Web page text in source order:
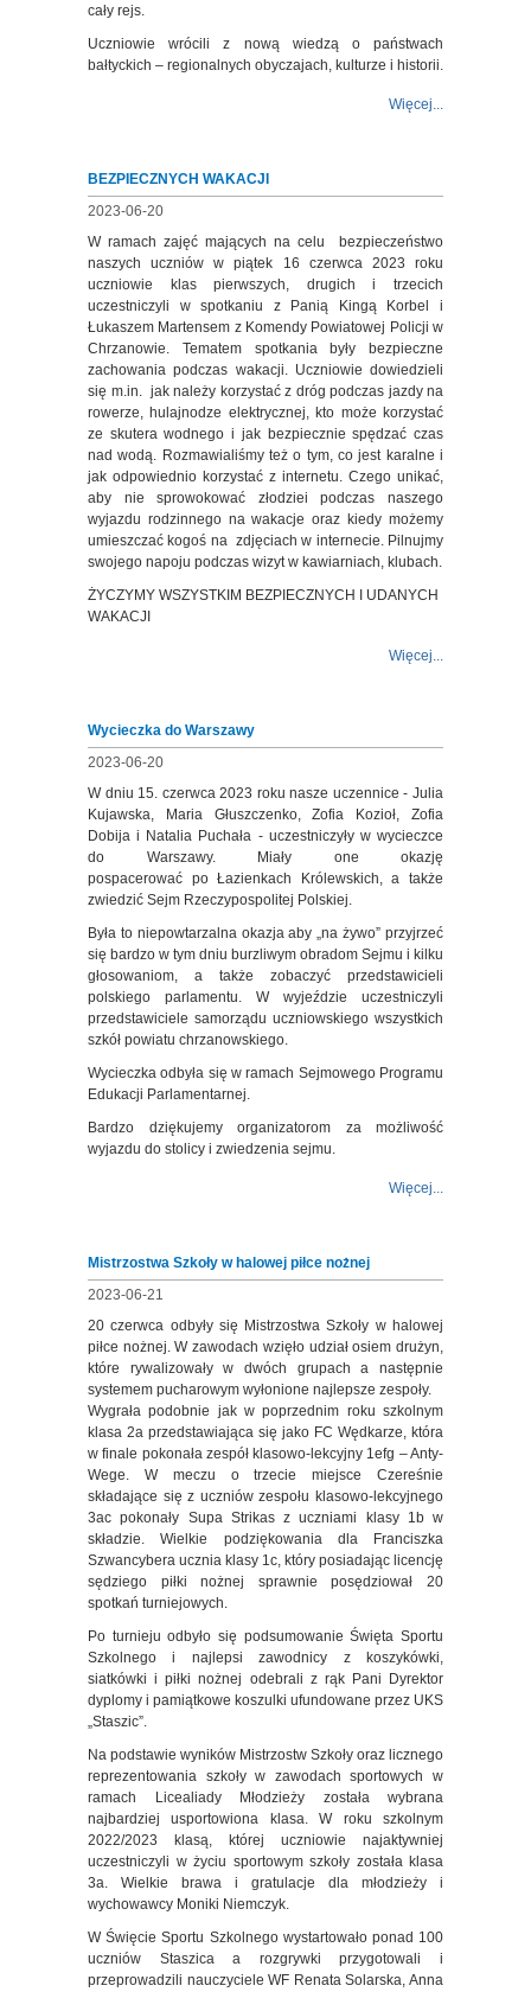
cały rejs.
Uczniowie wrócili z nową wiedzą o państwach
bałtyckich – regionalnych obyczajach, kulturze i historii.
Więcej...
BEZPIECZNYCH WAKACJI
2023-06-20
W ramach zajęć mających na celu bezpieczeństwo
naszych uczniów w piątek 16 czerwca 2023 roku
uczniowie klas pierwszych, drugich i trzecich
uczestniczyli w spotkaniu z Panią Kingą Korbel i
Łukaszem Martensem z Komendy Powiatowej Policji w
Chrzanowie. Tematem spotkania były bezpieczne
zachowania podczas wakacji. Uczniowie dowiedzieli
się m.in. jak należy korzystać z dróg podczas jazdy na
rowerze, hulajnodze elektrycznej, kto może korzystać
ze skutera wodnego i jak bezpiecznie spędzać czas
nad wodą. Rozmawialiśmy też o tym, co jest karalne i
jak odpowiednio korzystać z internetu. Czego unikać,
aby nie sprowokować złodziei podczas naszego
wyjazdu rodzinnego na wakacje oraz kiedy możemy
umieszczać kogoś na zdjęciach w internecie. Pilnujmy
swojego napoju podczas wizyt w kawiarniach, klubach.
ŻYCZYMY WSZYSTKIM BEZPIECZNYCH I UDANYCH
WAKACJI
Więcej...
Wycieczka do Warszawy
2023-06-20
W dniu 15. czerwca 2023 roku nasze uczennice - Julia
Kujawska, Maria Głuszczenko, Zofia Kozioł, Zofia
Dobija i Natalia Puchała - uczestniczyły w wycieczce
do Warszawy. Miały one okazję
pospacerować po Łazienkach Królewskich, a także
zwiedzić Sejm Rzeczypospolitej Polskiej.
Była to niepowtarzalna okazja aby „na żywo” przyjrzeć
się bardzo w tym dniu burzliwym obradom Sejmu i kilku
głosowaniom, a także zobaczyć przedstawicieli
polskiego parlamentu. W wyjeździe uczestniczyli
przedstawiciele samorządu uczniowskiego wszystkich
szkół powiatu chrzanowskiego.
Wycieczka odbyła się w ramach Sejmowego Programu
Edukacji Parlamentarnej.
Bardzo dziękujemy organizatorom za możliwość
wyjazdu do stolicy i zwiedzenia sejmu.
Więcej...
Mistrzostwa Szkoły w halowej piłce nożnej
2023-06-21
20 czerwca odbyły się Mistrzostwa Szkoły w halowej
piłce nożnej. W zawodach wzięło udział osiem drużyn,
które rywalizowały w dwóch grupach a następnie
systemem pucharowym wyłonione najlepsze zespoły.
Wygrała podobnie jak w poprzednim roku szkolnym
klasa 2a przedstawiająca się jako FC Wędkarze, która
w finale pokonała zespół klasowo-lekcyjny 1efg – Anty-
Wege. W meczu o trzecie miejsce Czereśnie
składające się z uczniów zespołu klasowo-lekcyjnego
3ac pokonały Supa Strikas z uczniami klasy 1b w
składzie. Wielkie podziękowania dla Franciszka
Szwancybera ucznia klasy 1c, który posiadając licencję
sędziego piłki nożnej sprawnie posędziował 20
spotkań turniejowych.
Po turnieju odbyło się podsumowanie Święta Sportu
Szkolnego i najlepsi zawodnicy z koszykówki,
siatkówki i piłki nożnej odebrali z rąk Pani Dyrektor
dyplomy i pamiątkowe koszulki ufundowane przez UKS
„Staszic”.
Na podstawie wyników Mistrzostw Szkoły oraz licznego
reprezentowania szkoły w zawodach sportowych w
ramach Licealiady Młodzieży została wybrana
najbardziej usportowiona klasa. W roku szkolnym
2022/2023 klasą, której uczniowie najaktywniej
uczestniczyli w życiu sportowym szkoły została klasa
3a. Wielkie brawa i gratulacje dla młodzieży i
wychowawcy Moniki Niemczyk.
W Święcie Sportu Szkolnego wystartowało ponad 100
uczniów Staszica a rozgrywki przygotowali i
przeprowadzili nauczyciele WF Renata Solarska, Anna